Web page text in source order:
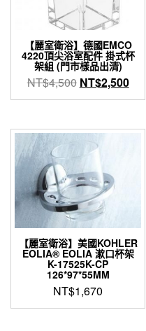
【麗室衛浴】德國EMCO
4220頂尖浴室配件 掛式杯
架組 (門市樣品出清)
NT$4,500 原
始
格：
NT$4,500。
NT$2,500目
前
格：
【麗室衛浴】美國KOHLER
EOLIA® EOLIA 漱口杯架
K-17525K-CP
126*97*55MM
NT$1,670